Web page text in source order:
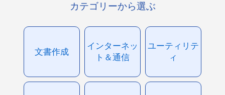
カテゴリーから選ぶ
文書作成
インターネッ
ト＆通信
ユーティリテ
ィ